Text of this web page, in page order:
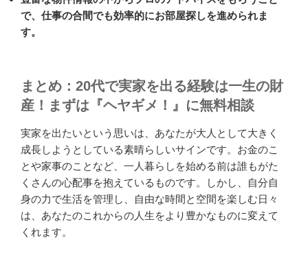
で、仕事の合間でも効率的にお部屋探しを進められま
す。
まとめ：20代で実家を出る経験は一生の財
産！まずは『ヘヤギメ！』に無料相談
実家を出たいという思いは、あなたが大人として大きく
成長しようとしている素晴らしいサインです。お金のこ
とや家事のことなど、一人暮らしを始める前は誰もがた
くさんの心配事を抱えているものです。しかし、自分自
身の力で生活を管理し、自由な時間と空間を楽しむ日々
は、あなたのこれからの人生をより豊かなものに変えて
くれます。